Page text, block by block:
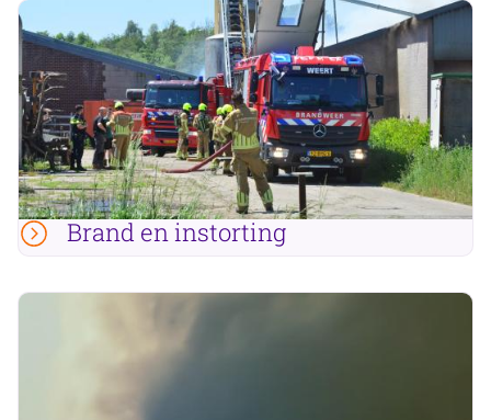
Brand en instorting